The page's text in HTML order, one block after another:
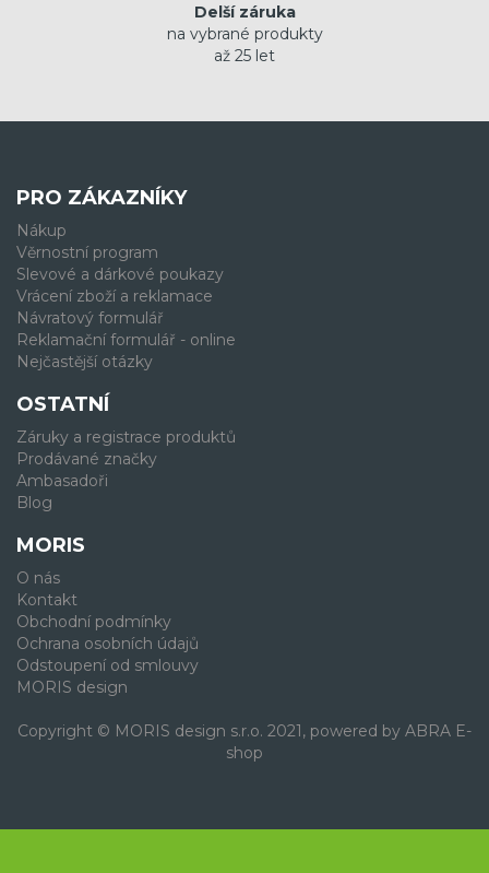
Delší záruka
na vybrané produkty
až 25 let
PRO ZÁKAZNÍKY
Nákup
Věrnostní program
Slevové a dárkové poukazy
Vrácení zboží a reklamace
Návratový formulář
Reklamační formulář - online
Nejčastější otázky
OSTATNÍ
Záruky a registrace produktů
Prodávané značky
Ambasadoři
Blog
MORIS
O nás
Kontakt
Obchodní podmínky
Ochrana osobních údajů
Odstoupení od smlouvy
MORIS design
Copyright © MORIS design s.r.o. 2021, powered by ABRA E-
shop